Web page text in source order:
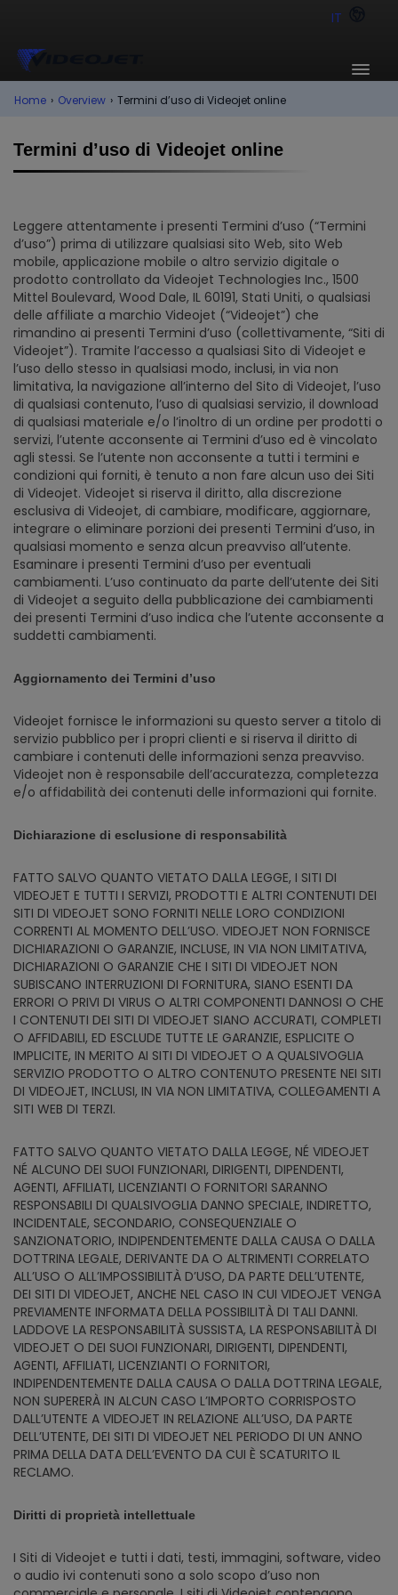
IT
Home › Overview › Termini d’uso di Videojet online
Termini d’uso di Videojet online
Leggere attentamente i presenti Termini d’uso (“Termini
d’uso”) prima di utilizzare qualsiasi sito Web, sito Web
mobile, applicazione mobile o altro servizio digitale o
prodotto controllato da Videojet Technologies Inc., 1500
Mittel Boulevard, Wood Dale, IL 60191, Stati Uniti, o qualsiasi
delle affiliate a marchio Videojet (“Videojet”) che
rimandino ai presenti Termini d’uso (collettivamente, “Siti di
Videojet”). Tramite l’accesso a qualsiasi Sito di Videojet e
l’uso dello stesso in qualsiasi modo, inclusi, in via non
limitativa, la navigazione all’interno del Sito di Videojet, l’uso
di qualsiasi contenuto, l’uso di qualsiasi servizio, il download
di qualsiasi materiale e/o l’inoltro di un ordine per prodotti o
servizi, l’utente acconsente ai Termini d’uso ed è vincolato
agli stessi. Se l’utente non acconsente a tutti i termini e
condizioni qui forniti, è tenuto a non fare alcun uso dei Siti
di Videojet. Videojet si riserva il diritto, alla discrezione
esclusiva di Videojet, di cambiare, modificare, aggiornare,
integrare o eliminare porzioni dei presenti Termini d’uso, in
qualsiasi momento e senza alcun preavviso all’utente.
Esaminare i presenti Termini d’uso per eventuali
cambiamenti. L’uso continuato da parte dell’utente dei Siti
di Videojet a seguito della pubblicazione dei cambiamenti
dei presenti Termini d’uso indica che l’utente acconsente a
suddetti cambiamenti.
Aggiornamento dei Termini d’uso
Videojet fornisce le informazioni su questo server a titolo di
servizio pubblico per i propri clienti e si riserva il diritto di
cambiare i contenuti delle informazioni senza preavviso.
Videojet non è responsabile dell’accuratezza, completezza
e/o affidabilità dei contenuti delle informazioni qui fornite.
Dichiarazione di esclusione di responsabilità
FATTO SALVO QUANTO VIETATO DALLA LEGGE, I SITI DI
VIDEOJET E TUTTI I SERVIZI, PRODOTTI E ALTRI CONTENUTI DEI
SITI DI VIDEOJET SONO FORNITI NELLE LORO CONDIZIONI
CORRENTI AL MOMENTO DELL’USO. VIDEOJET NON FORNISCE
DICHIARAZIONI O GARANZIE, INCLUSE, IN VIA NON LIMITATIVA,
DICHIARAZIONI O GARANZIE CHE I SITI DI VIDEOJET NON
SUBISCANO INTERRUZIONI DI FORNITURA, SIANO ESENTI DA
ERRORI O PRIVI DI VIRUS O ALTRI COMPONENTI DANNOSI O CHE
I CONTENUTI DEI SITI DI VIDEOJET SIANO ACCURATI, COMPLETI
O AFFIDABILI, ED ESCLUDE TUTTE LE GARANZIE, ESPLICITE O
IMPLICITE, IN MERITO AI SITI DI VIDEOJET O A QUALSIVOGLIA
SERVIZIO PRODOTTO O ALTRO CONTENUTO PRESENTE NEI SITI
DI VIDEOJET, INCLUSI, IN VIA NON LIMITATIVA, COLLEGAMENTI A
SITI WEB DI TERZI.
FATTO SALVO QUANTO VIETATO DALLA LEGGE, NÉ VIDEOJET
NÉ ALCUNO DEI SUOI FUNZIONARI, DIRIGENTI, DIPENDENTI,
AGENTI, AFFILIATI, LICENZIANTI O FORNITORI SARANNO
RESPONSABILI DI QUALSIVOGLIA DANNO SPECIALE, INDIRETTO,
INCIDENTALE, SECONDARIO, CONSEQUENZIALE O
SANZIONATORIO, INDIPENDENTEMENTE DALLA CAUSA O DALLA
DOTTRINA LEGALE, DERIVANTE DA O ALTRIMENTI CORRELATO
ALL’USO O ALL’IMPOSSIBILITÀ D’USO, DA PARTE DELL’UTENTE,
DEI SITI DI VIDEOJET, ANCHE NEL CASO IN CUI VIDEOJET VENGA
PREVIAMENTE INFORMATA DELLA POSSIBILITÀ DI TALI DANNI.
LADDOVE LA RESPONSABILITÀ SUSSISTA, LA RESPONSABILITÀ DI
VIDEOJET O DEI SUOI FUNZIONARI, DIRIGENTI, DIPENDENTI,
AGENTI, AFFILIATI, LICENZIANTI O FORNITORI,
INDIPENDENTEMENTE DALLA CAUSA O DALLA DOTTRINA LEGALE,
NON SUPERERÀ IN ALCUN CASO L’IMPORTO CORRISPOSTO
DALL’UTENTE A VIDEOJET IN RELAZIONE ALL’USO, DA PARTE
DELL’UTENTE, DEI SITI DI VIDEOJET NEL PERIODO DI UN ANNO
PRIMA DELLA DATA DELL’EVENTO DA CUI È SCATURITO IL
RECLAMO.
Diritti di proprietà intellettuale
I Siti di Videojet e tutti i dati, testi, immagini, software, video
o audio ivi contenuti sono a solo scopo d’uso non